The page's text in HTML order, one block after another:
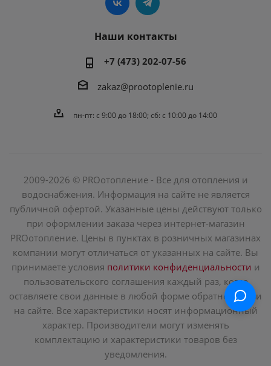
Наши контакты
+7 (473) 202-07-56
zakaz@prootoplenie.ru
пн-пт: c 9:00 до 18:00; сб: с 10:00 до 14:00
2009-2026 © PROотопление - Все для отопления и
водоснабжения. Информация на сайте не является
публичной офертой. Указанные цены действуют только
при оформлении заказа через интернет-магазин
PROотопление. Цены в пунктах в розничных магазинах
компании могут отличаться от указанных на сайте. Вы
принимаете условия политики конфиденциальности и
пользовательского соглашения каждый раз, когда
оставляете свои данные в любой форме обратной связи
на сайте. Все характеристики носят информационный
характер. Производители могут изменять
комплектацию и характеристики товаров без
уведомления.